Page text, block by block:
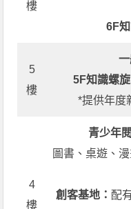
樓
6F
5
樓
5F知識螺
*提供年度
4
樓
青少年
圖書、桌遊、
創客基地： 配